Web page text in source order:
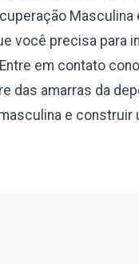
Masculina
você precisa para
em contato
das amarras da
e construir